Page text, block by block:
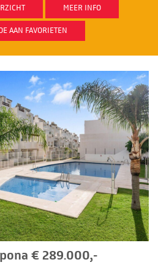
MEER INFO
AAN FAVORIETEN
€ 289.000,-